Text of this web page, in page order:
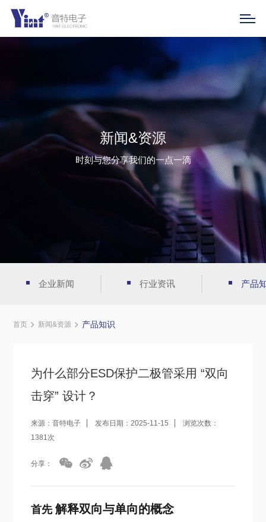
新闻&资源
时刻与您分享我们的一点一滴
企业新闻 行业资讯 产品
首页 新闻&资源 产品知识
为什么部分ESD保护二极管采用 “双向
击穿” 设计？
来源：音特电子 发布日期：2025-11-15
浏览次数：
1381次
分享：
首先解释双向与单向的概念